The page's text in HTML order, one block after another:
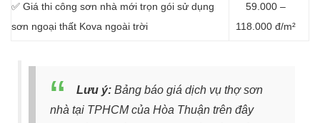
✅ Giá thi công sơn nhà mới trọn gói sử dụng
sơn ngoại thất Kova ngoài trời
59.000 –
118.000 đ/m²
Lưu ý: Bảng báo giá dịch vụ thợ sơn
nhà tại TPHCM của Hòa Thuận trên đây